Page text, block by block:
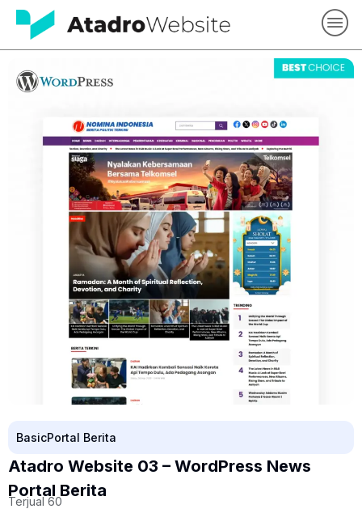
BasicPortal Berita
Atadro Website 03 – WordPress News
Portal Berita
Terjual 60